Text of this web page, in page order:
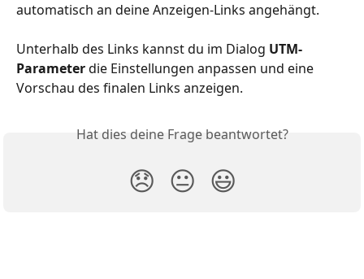
automatisch an deine Anzeigen-Links angehängt.
Unterhalb des Links kannst du im Dialog UTM-
Parameter die Einstellungen anpassen und eine
Vorschau des finalen Links anzeigen.
Hat dies deine Frage beantwortet?
😞 😐 😃